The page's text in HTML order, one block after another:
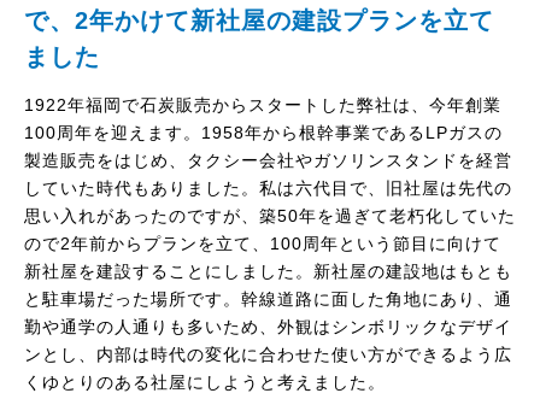
で、2年かけて新社屋の建設プランを立て
ました
1922年福岡で石炭販売からスタートした弊社は、今年創業
100周年を迎えます。1958年から根幹事業であるLPガスの
製造販売をはじめ、タクシー会社やガソリンスタンドを経営
していた時代もありました。私は六代目で、旧社屋は先代の
思い入れがあったのですが、築50年を過ぎて老朽化していた
ので2年前からプランを立て、100周年という節目に向けて
新社屋を建設することにしました。新社屋の建設地はもとも
と駐車場だった場所です。幹線道路に面した角地にあり、通
勤や通学の人通りも多いため、外観はシンボリックなデザイ
ンとし、内部は時代の変化に合わせた使い方ができるよう広
くゆとりのある社屋にしようと考えました。